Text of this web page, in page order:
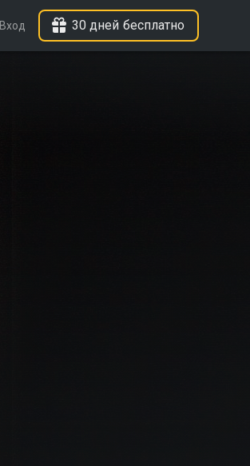
Вход 30 дней бесплатно